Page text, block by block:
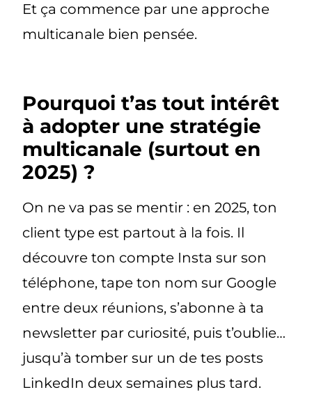
Et ça commence par une approche
multicanale bien pensée.
Pourquoi t’as tout intérêt
à adopter une stratégie
multicanale (surtout en
2025) ?
On ne va pas se mentir : en 2025, ton
client type est partout à la fois. Il
découvre ton compte Insta sur son
téléphone, tape ton nom sur Google
entre deux réunions, s’abonne à ta
newsletter par curiosité, puis t’oublie…
jusqu’à tomber sur un de tes posts
LinkedIn deux semaines plus tard.